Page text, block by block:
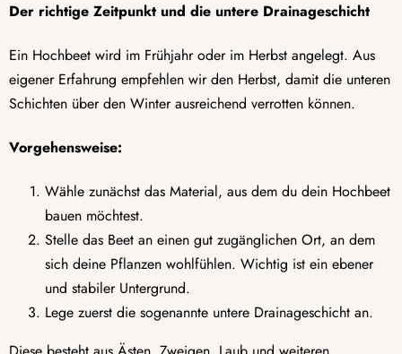
Der richtige Zeitpunkt und die untere Drainageschicht
Ein Hochbeet wird im Frühjahr oder im Herbst angelegt. Aus
eigener Erfahrung empfehlen wir den Herbst, damit die unteren
Schichten über den Winter ausreichend verrotten können.
Vorgehensweise:
Wähle zunächst das Material, aus dem du dein Hochbeet
bauen möchtest.
Stelle das Beet an einen gut zugänglichen Ort, an dem
sich deine Pflanzen wohlfühlen. Wichtig ist ein ebener
und stabiler Untergrund.
Lege zuerst die sogenannte untere Drainageschicht an.